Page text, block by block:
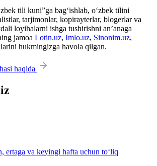
tili kuni”ga bag‘ishlab, o‘zbek tilini
tarjimonlar, kopirayterlar, blogerlar va
loyihalarni ishga tushirishni an’anaga
jamoa Lotin.uz, Imlo.uz, Sinonim.uz,
hukmingizga havola qilgan.
haqida
va keyingi hafta uchun to‘liq